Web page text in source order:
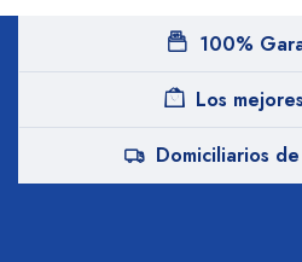
100%
Los
Domiciliarios